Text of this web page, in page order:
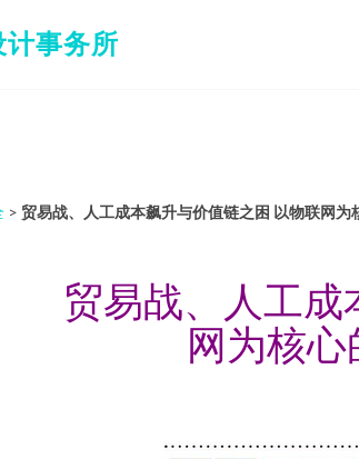
事务所
> 贸易战、人工成本飙升与价值链之困 以物联网为
贸易战、人工成
网为核